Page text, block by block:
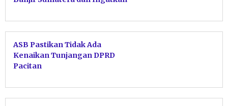
ASB Pastikan Tidak Ada
Kenaikan Tunjangan DPRD
Pacitan